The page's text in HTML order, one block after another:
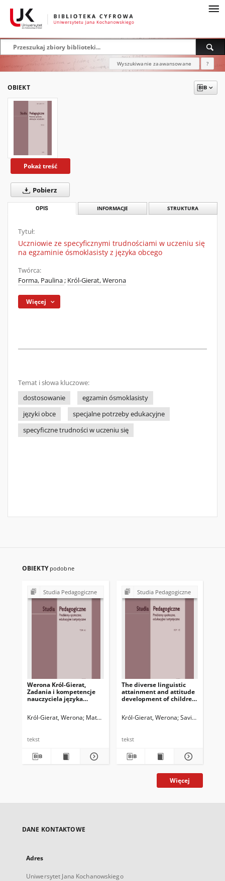
Wyszukiwanie zaawansowane ?
OBIEKT
Pokaż treść
Pobierz
OPIS INFORMACJE STRUKTURA
Tytuł:
Uczniowie ze specyficznymi trudnościami w uczeniu się
na egzaminie ósmoklasisty z języka obcego
Twórca:
Forma, Paulina; Król-Gierat, Werona
Więcej
Temat i słowa kluczowe:
dostosowanie
egzamin ósmoklasisty
języki obce
specjalne potrzeby edukacyjne
specyficzne trudności w uczeniu się
OBIEKTY podobne
Studia Pedagogiczne
Werona Król-Gierat,
Zadania i kompetencje
nauczyciela języka
sylwetki idealnej w
Król-Gierat, Werona Matyjas, Bożena. Red.
tekst
Studia Pedagogiczne
The diverse linguistic
attainment and attitude
development of children
inclusive classes
Król-Gierat, Werona Savić, Vera
tekst
Więcej
DANE KONTAKTOWE
Adres
Uniwersytet Jana Kochanowskiego